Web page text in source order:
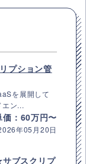
プション管
を展開して
ン...
価：60万円〜
年05月20日
ブスクリプ